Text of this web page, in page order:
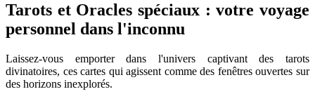
Tarots et Oracles spéciaux : votre voyage
personnel dans l'inconnu
Laissez-vous emporter dans l'univers captivant des tarots
divinatoires, ces cartes qui agissent comme des fenêtres ouvertes sur
des horizons inexplorés.